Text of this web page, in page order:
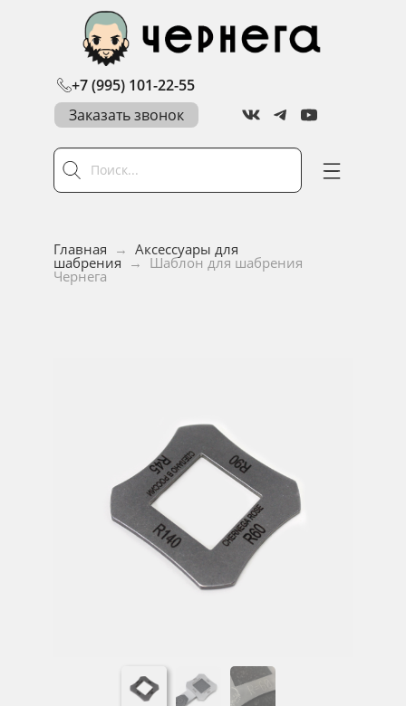
+7 (995) 101-22-55
Заказать звонок
Главная → Аксессуары для
шабрения → Шаблон для шабрения
Чернега